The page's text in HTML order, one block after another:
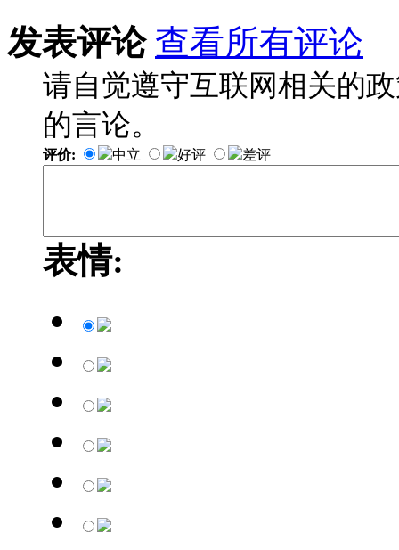
发表评论 查看所有评论
请自觉遵守互联网相关的
的言论。
评价: 中立 好评 差评
表情: